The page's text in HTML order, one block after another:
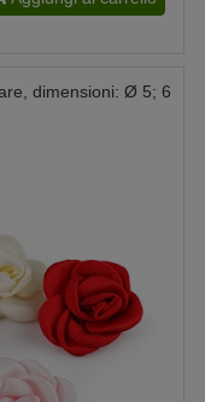
dimensioni: Ø 5; 6